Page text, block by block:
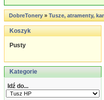
DobreTonery»Tusze, atramenty,
Koszyk
Pusty
Kategorie
Idź do...